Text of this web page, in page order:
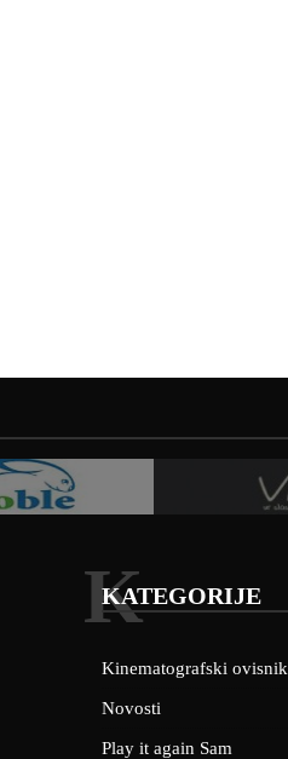
KATEGORIJE
K
Kinematografski ovisnik
Novosti
Play it again Sam